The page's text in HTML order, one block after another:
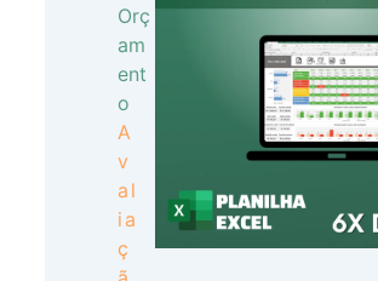
Orç
am
ent
o
A
v
al
ia
ç